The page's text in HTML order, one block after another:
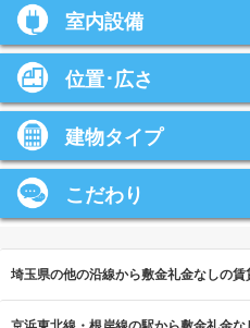
室内設備
位置･広さ
建物タイプ
こだわり
埼玉県の他の沿線から敷金礼金なしの